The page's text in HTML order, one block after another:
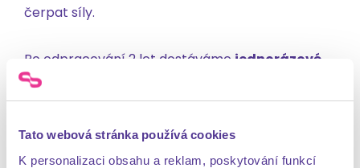
Tato webová stránka používá cookies
K personalizaci obsahu a reklam, poskytování funkcí
čerpat síly.
Po odpracování 2 let dostáváme jednorázové
extra volno
Prostor pro rozvoj dostáváme jak
interně, tak externě